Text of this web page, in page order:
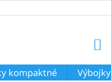
kompaktné Výbojky